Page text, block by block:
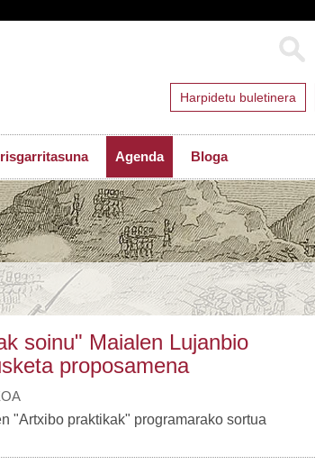
Harpidetu buletinera
Agenda Bloga
soinu" Maialen Lujanbio
proposamena
"Artxibo praktikak" programarako sortua